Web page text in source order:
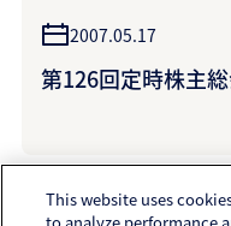
2007.05.17
第126回定時株主
プレスリリース
This website uses